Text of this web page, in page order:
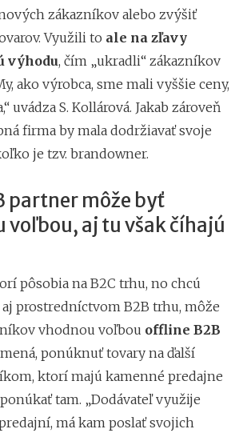
zákazníkov alebo zvýšiť
Využili to ale na zľavy
výhodu, čím „ukradli“ zákazníkov
ako výrobca, sme mali vyššie ceny,
uvádza S. Kollárová. Jakab zároveň
firma by mala dodržiavať svoje
je tzv. brandowner.
partner môže byť
voľbou, aj tu však číhajú
pôsobia na B2C trhu, no chcú
prostredníctvom B2B trhu, môže
vhodnou voľbou offline B2B
ponúknuť tovary na ďalší
ktorí majú kamenné predajne
tam. „Dodávateľ využije
má kam poslať svojich